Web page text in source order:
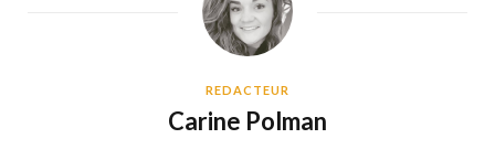
REDACTEUR
Carine Polman